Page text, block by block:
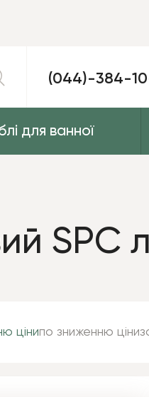
(044)-384-
для ванної
SPC
цінипо зниженню ціни